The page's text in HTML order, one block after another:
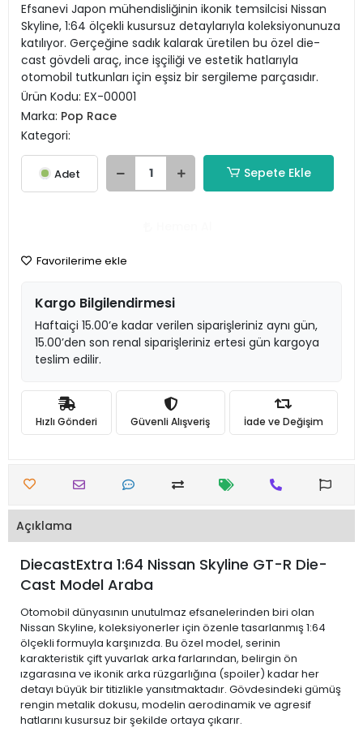
Efsanevi Japon mühendisliğinin ikonik temsilcisi Nissan
Skyline, 1:64 ölçekli kusursuz detaylarıyla koleksiyonunuza
katılıyor. Gerçeğine sadık kalarak üretilen bu özel die-
cast gövdeli araç, ince işçiliği ve estetik hatlarıyla
otomobil tutkunları için eşsiz bir sergileme parçasıdır.
Ürün Kodu: EX-00001
Marka: Pop Race
Kategori:
Adet Sepete Ekle
Favorilerime ekle
Kargo Bilgilendirmesi
Haftaiçi 15.00’e kadar verilen siparişleriniz aynı gün,
15.00’den son renal siparişleriniz ertesi gün kargoya
teslim edilir.
Hızlı Gönderi Güvenli Alışveriş İade ve Değişim
Açıklama
DiecastExtra 1:64 Nissan Skyline GT-R Die-
Cast Model Araba
Otomobil dünyasının unutulmaz efsanelerinden biri olan
Nissan Skyline, koleksiyonerler için özenle tasarlanmış 1:64
ölçekli formuyla karşınızda. Bu özel model, serinin
karakteristik çift yuvarlak arka farlarından, belirgin ön
ızgarasına ve ikonik arka rüzgarlığına (spoiler) kadar her
detayı büyük bir titizlikle yansıtmaktadır. Gövdesindeki gümüş
rengin metalik dokusu, modelin aerodinamik ve agresif
hatlarını kusursuz bir şekilde ortaya çıkarır.